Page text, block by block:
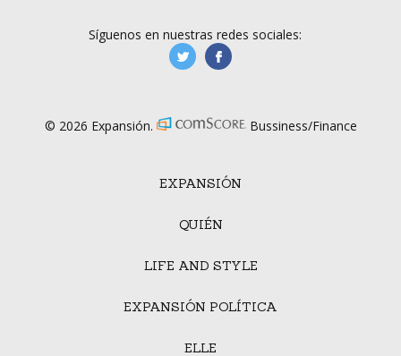
EXPANSIÓN
QUIÉN
LIFE AND STYLE
EXPANSIÓN POLÍTICA
ELLE
Síguenos en nuestras redes sociales:
manufacturaGE
© 2026 Expansión. Bussiness/Finance